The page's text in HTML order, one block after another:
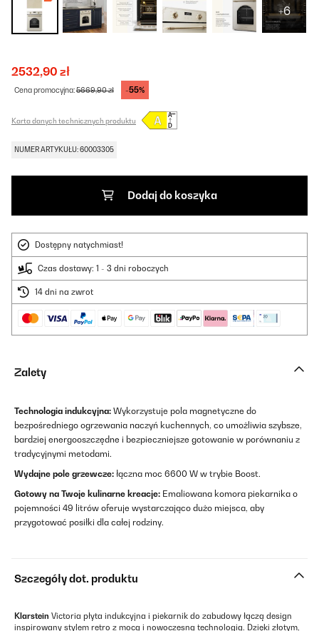
+6
2532,90 zł
Cena promocyjna:5669,90 zł -55%
Karta danych technicznych produktu
NUMER ARTYKUŁU: 60003305
Dodaj do koszyka
Dostępny natychmiast!
Czas dostawy: 1 - 3 dni roboczych
14 dni na zwrot
Zalety
Technologia indukcyjna: Wykorzystuje pola magnetyczne do
bezpośredniego ogrzewania naczyń kuchennych, co umożliwia szybsze,
bardziej energooszczędne i bezpieczniejsze gotowanie w porównaniu z
tradycyjnymi metodami.
Wydajne pole grzewcze: łączna moc 6600 W w trybie Boost.
Gotowy na Twoje kulinarne kreacje: Emaliowana komora piekarnika o
pojemności 49 litrów oferuje wystarczająco dużo miejsca, aby
przygotować posiłki dla całej rodziny.
Szczegóły dot. produktu
Klarstein Victoria płyta indukcyjna i piekarnik do zabudowy łączą design
inspirowany stylem retro z mocą i nowoczesną technologią. Dzięki złotym,